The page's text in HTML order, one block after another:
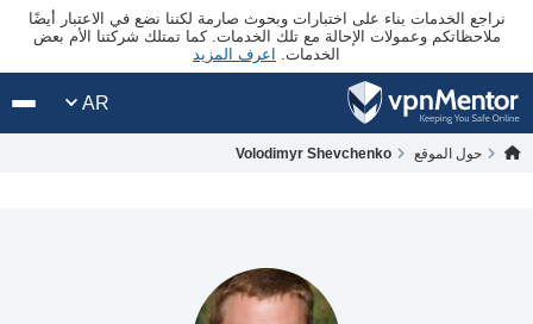
نراجع الخدمات بناء على اختبارات وبحوث صارمة لكننا نضع في الاعتبار أيضًا
ملاحظاتكم وعمولات الإحالة مع تلك الخدمات. كما تمتلك شركتنا الأم بعض
الخدمات. اعرف المزيد
AR
حول الموقع Volodimyr Shevchenko